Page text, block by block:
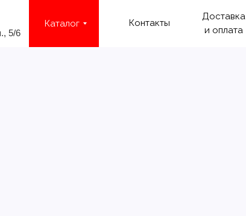
Контакты
Доставка
и оплата
Каталог
5/6